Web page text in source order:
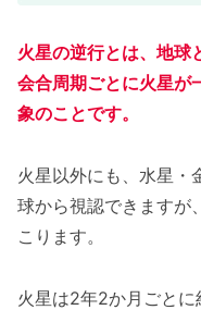
火星の逆行とは、地球
会合周期ごとに火星が
象のことです。
火星以外にも、水星・
球から視認できますが
こります。
火星は2年2か月ごと